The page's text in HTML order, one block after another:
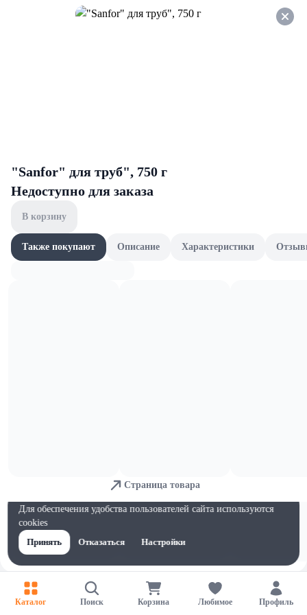
Оформляйте заказ НА
Каталог Поиск Корзина Любимое Профиль
Для обеспечения удобства пользователей сайта используются
cookies
Принять
Отказаться Настройки
"Sanfor" для труб", 750 г
Недоступно для заказа
В корзину
Также покупают Описание Характеристики
Страница товара